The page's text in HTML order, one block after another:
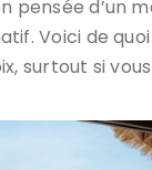
pensée d’un
Voici de
surtout si